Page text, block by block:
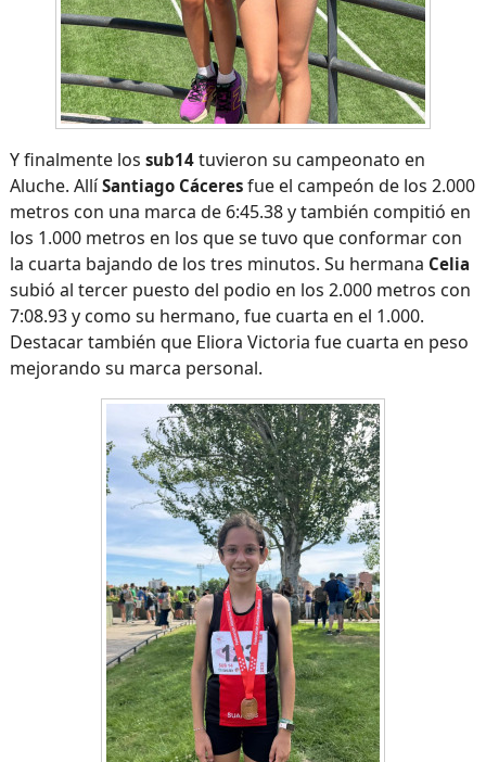
Y finalmente los sub14tuvieron su campeonato en
Aluche. AllíSantiago Cáceresfue el campeón de los 2.000
metros con una marca de 6:45.38 y también compitió en
los 1.000 metros en los que se tuvo que conformar con
la cuarta bajando de los tres minutos. Su hermana Celia
subió al tercer puesto del podio en los 2.000 metros con
7:08.93 y como su hermano, fue cuarta en el 1.000.
Destacar también que Eliora Victoria fue cuarta en peso
mejorando su marca personal.